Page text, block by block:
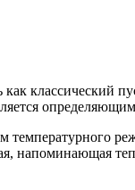
классический